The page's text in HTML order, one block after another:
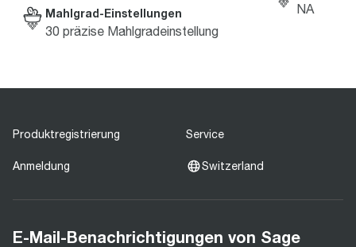
Mahlgrad-Einstellungen
30 präzise Mahlgradeinstellung
NA
Produktregistrierung Service
Anmeldung Switzerland
E-Mail-Benachrichtigungen von Sage